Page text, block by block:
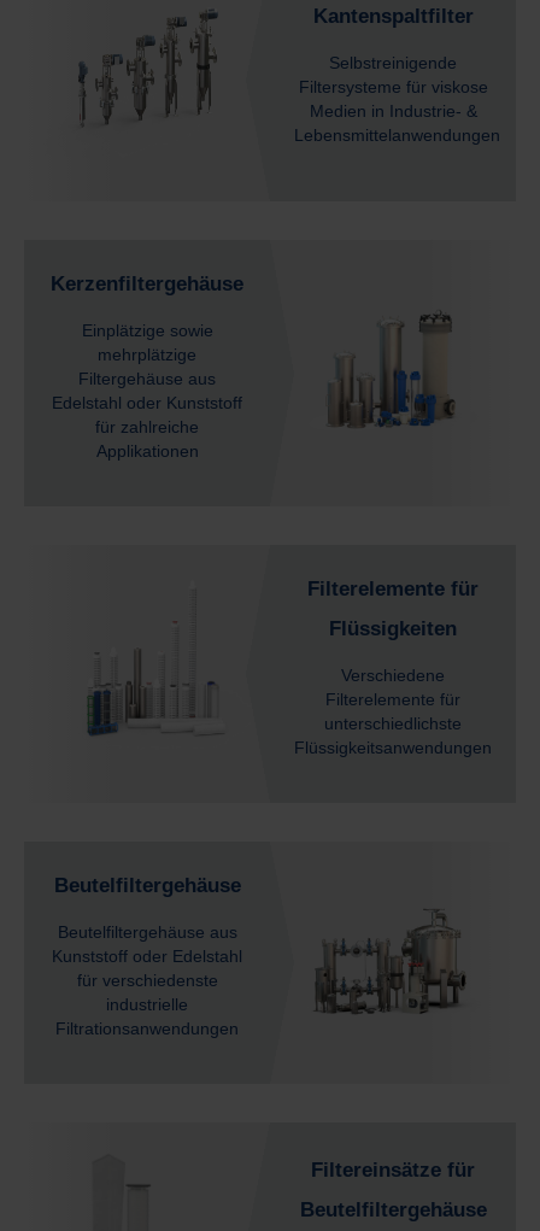
Kantenspaltfilter
Selbstreinigende
Filtersysteme für viskose
Medien in Industrie- &
Lebensmittelanwendungen
Kerzenfiltergehäuse
Einplätzige sowie
mehrplätzige
Filtergehäuse aus
Edelstahl oder Kunststoff
für zahlreiche
Applikationen
Filterelemente für
Flüssigkeiten
Verschiedene
Filterelemente für
unterschiedlichste
Flüssigkeitsanwendungen
Beutelfiltergehäuse
Beutelfiltergehäuse aus
Kunststoff oder Edelstahl
für verschiedenste
industrielle
Filtrationsanwendungen
Filtereinsätze für
Beutelfiltergehäuse